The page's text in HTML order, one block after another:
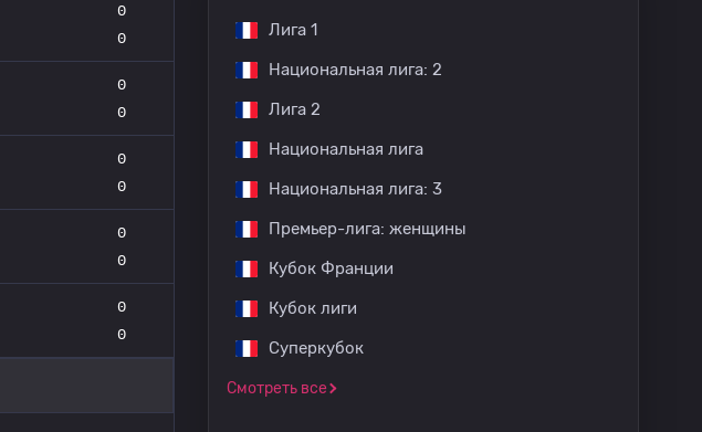
0
0
0
0
0
0
0
0
0
0
Лига 1
Национальная лига: 2
Лига 2
Национальная лига
Национальная лига: 3
Премьер-лига: женщины
Кубок Франции
Кубок лиги
Суперкубок
Смотреть все